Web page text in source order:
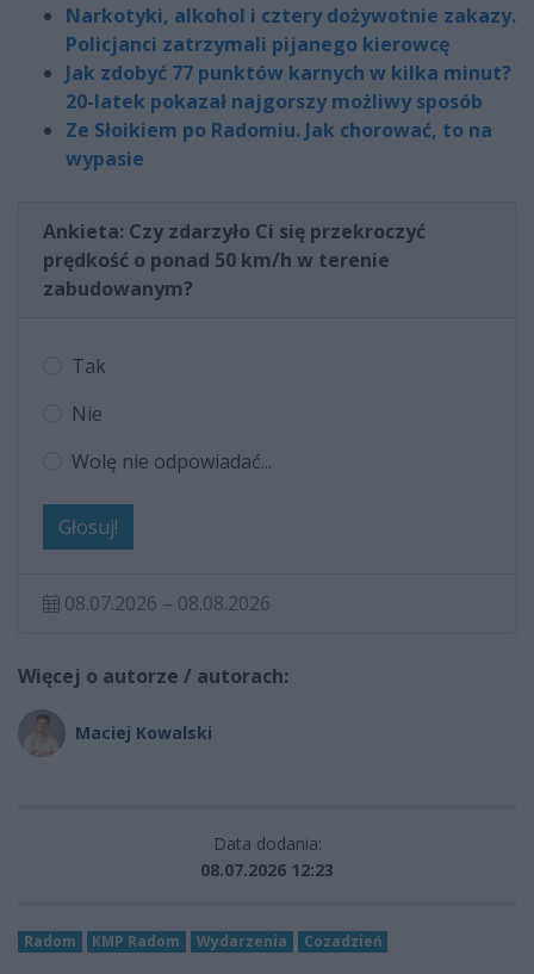
Narkotyki, alkohol i cztery dożywotnie zakazy.
Policjanci zatrzymali pijanego kierowcę
Jak zdobyć 77 punktów karnych w kilka minut?
20-latek pokazał najgorszy możliwy sposób
Ze Słoikiem po Radomiu. Jak chorować, to na
wypasie
Ankieta: Czy zdarzyło Ci się przekroczyć
prędkość o ponad 50 km/h w terenie
zabudowanym?
Tak
Nie
Wolę nie odpowiadać...
Głosuj!
08.07.2026 – 08.08.2026
Więcej o autorze / autorach:
Maciej Kowalski
Data dodania:
08.07.2026 12:23
Radom KMP Radom Wydarzenia Cozadzień